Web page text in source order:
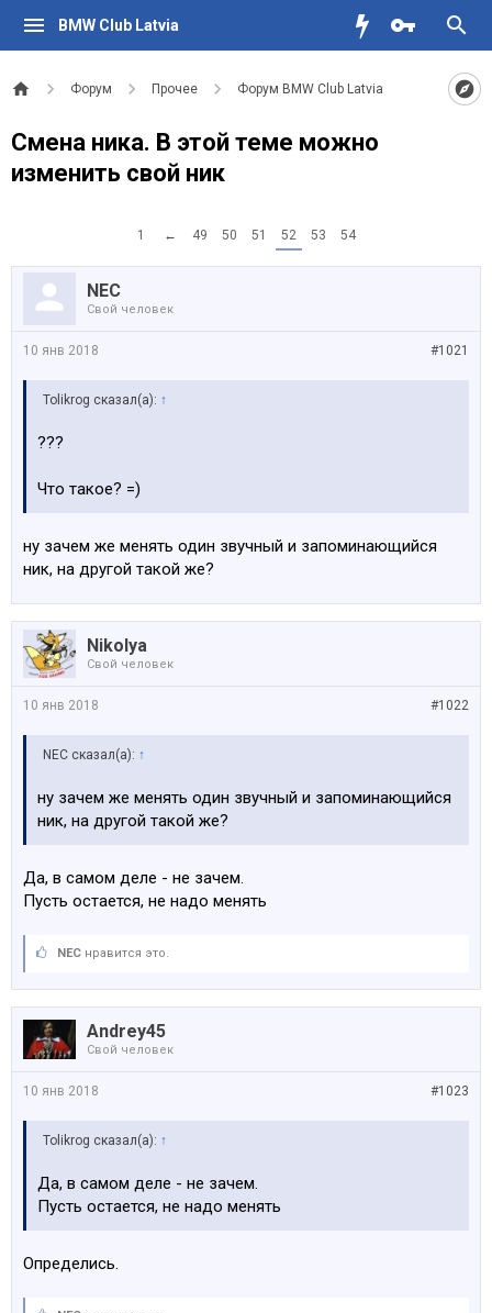
BMW Club Latvia
Форум Прочее Форум BMW Club Latvia
Смена ника. В этой теме можно
изменить свой ник
1 ← 49 50 51 52 53 54
NEC
Свой человек
#1021
10 янв 2018
Tolikrog сказал(а): ↑
???
Что такое? =)
ну зачем же менять один звучный и запоминающийся
ник, на другой такой же?
Nikolya
Свой человек
#1022
10 янв 2018
NEC сказал(а): ↑
ну зачем же менять один звучный и запоминающийся
ник, на другой такой же?
Да, в самом деле - не зачем.
Пусть остается, не надо менять
NEC нравится это.
Andrey45
Свой человек
#1023
10 янв 2018
Tolikrog сказал(а): ↑
Да, в самом деле - не зачем.
Пусть остается, не надо менять
Определись.